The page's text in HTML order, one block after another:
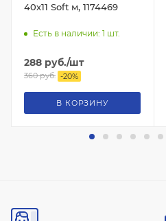
40х11 Soft м, 1174469
Есть в наличии: 1 шт.
288 руб./шт
360руб. -20%
В КОРЗИНУ